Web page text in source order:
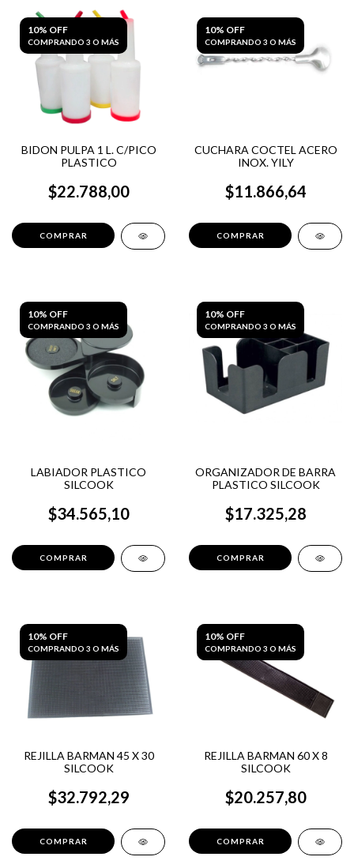
10% OFF
COMPRANDO 3 O MÁS
BIDON PULPA 1 L. C/PICO
PLASTICO
$22.788,00
10% OFF
COMPRANDO 3 O MÁS
CUCHARA COCTEL ACERO
INOX. YILY
$11.866,64
10% OFF
COMPRANDO 3 O MÁS
LABIADOR PLASTICO
SILCOOK
$34.565,10
10% OFF
COMPRANDO 3 O MÁS
ORGANIZADOR DE BARRA
PLASTICO SILCOOK
$17.325,28
10% OFF
COMPRANDO 3 O MÁS
REJILLA BARMAN 45 X 30
SILCOOK
$32.792,29
10% OFF
COMPRANDO 3 O MÁS
REJILLA BARMAN 60 X 8
SILCOOK
$20.257,80